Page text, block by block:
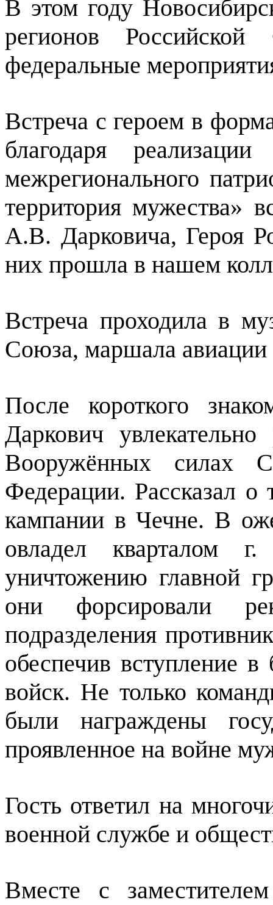
В этом году
регионов Российской
федеральные
Встреча с героем в
благодаря
межрегионального
территория мужества»
А.В. Дарковича, Героя
них прошла в нашем
Встреча проходила в
Союза, маршала
После короткого
Даркович
Вооружённых силах
Федерации. Рассказал о
кампании в Чечне. В
овладел кварталом
уничтожению главной
они форсировали
подразделения
обеспечив вступление
войск. Не только
были награждены
проявленное на войне
Гость ответил на
военной службе и
Вместе с